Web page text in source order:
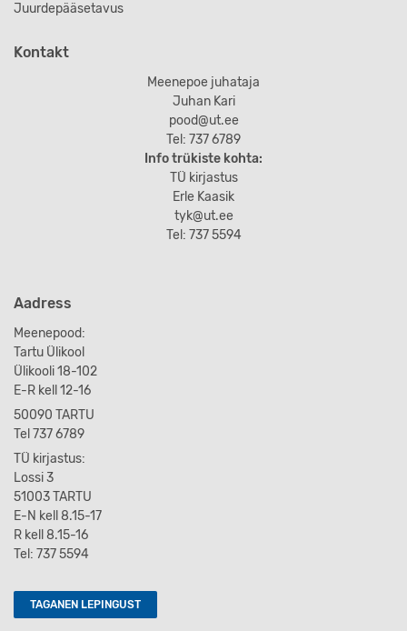
Juurdepääsetavus
Kontakt
Meenepoe juhataja
Juhan Kari
pood@ut.ee
Tel: 737 6789
Info trükiste kohta:
TÜ kirjastus
Erle Kaasik
tyk@ut.ee
Tel: 737 5594
Aadress
Meenepood:
Tartu Ülikool
Ülikooli 18-102
E-R kell 12-16
50090 TARTU
Tel 737 6789
TÜ kirjastus:
Lossi 3
51003 TARTU
E-N kell 8.15-17
R kell 8.15-16
Tel: 737 5594
TAGANEN LEPINGUST